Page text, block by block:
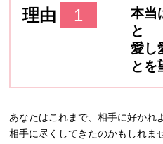
理由 1
本当
と
愛し
とを
あなたはこれまで、相手に好かれ
相手に尽くしてきたのかもしれま